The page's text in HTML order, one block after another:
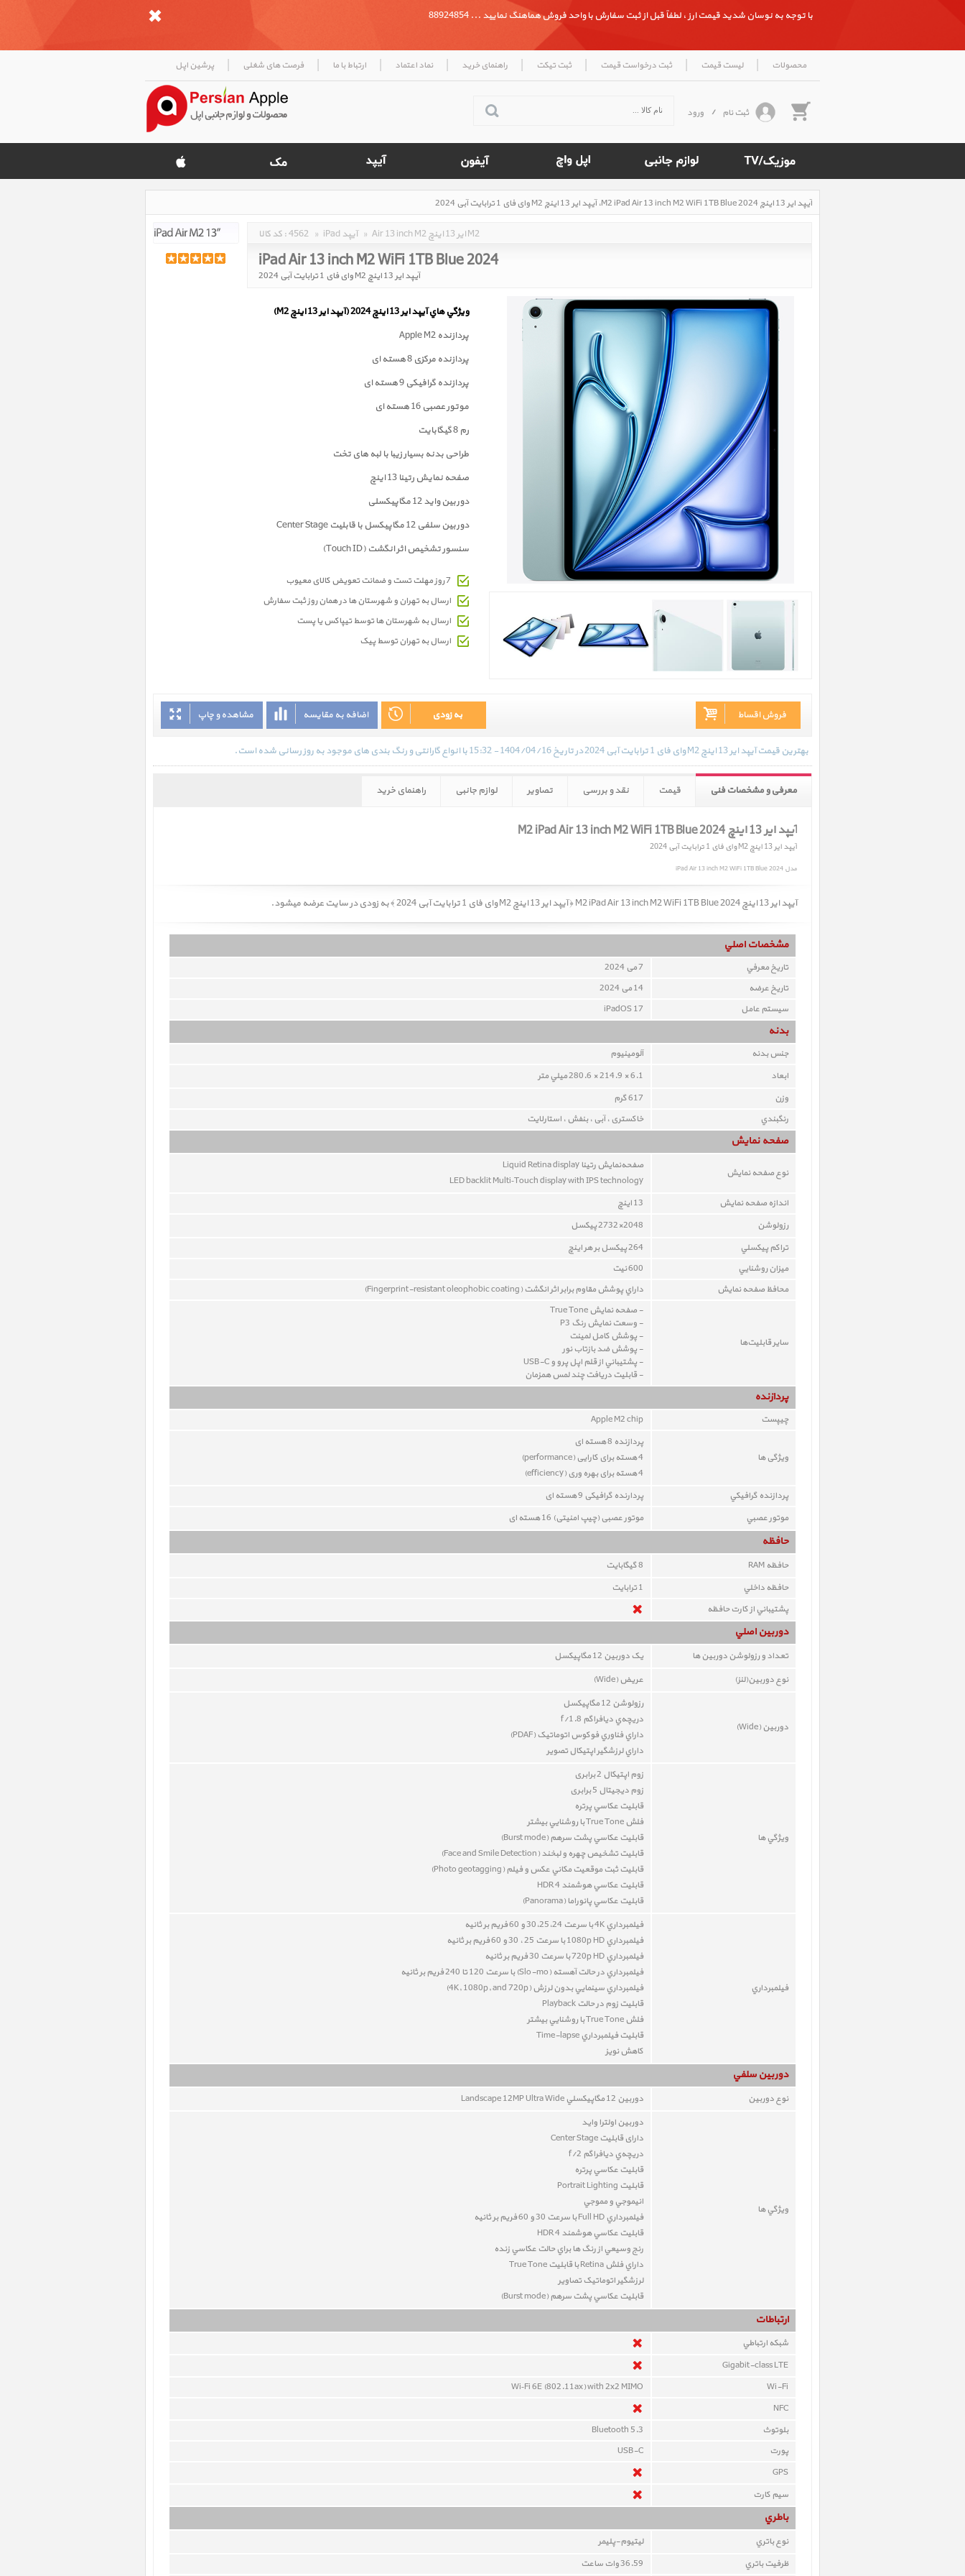
با توجه به نوسان شدید قیمت ارز ، لطفاً قبل از ثبت سفارش با واحد فروش هماهنگ نمایید ... 88924854
محصولات | لیست قیمت | ثبت درخواست قیمت | ثبت تیکت | راهنمای خرید | نماد اعتماد | ارتباط با ما | فرصت های شغلی | پرشین اپل
ثبت نام / ورود
آیپد ایر 13 اینچ M2 iPad Air 13 inch M2 WiFi 1TB Blue 2024، آیپد ایر 13 اینچ M2 وای فای 1 ترابایت آبی 2024
Rated
کد کالا :4562 » iPad آیپد » Air 13 inch M2 ایر 13 اینچ M2
iPad Air 13 inch M2 WiFi 1TB Blue 2024
آیپد ایر 13 اینچ M2 وای فای 1 ترابایت آبی 2024
ويژگي هاي آيپد ایر 13 اینچ 2024 (آیپد ایر 13 اینچ M2)
پردازنده Apple M2
پردازنده مرکزی 8 هسته ای
پردازنده گرافیکی 9 هسته ای
موتور عصبی 16 هسته ای
رم 8 گیگابایت
طراحی بدنه بسیار زیبا با لبه های تخت
صفحه نمايش رتینا 13 اینچ
دوربين واید 12 مگاپیکسلی
دوربین سلفی 12 مگاپیکسل با قابلیت Center Stage
سنسور تشخیص اثر انگشت (Touch ID)
7 روز مهلت تست و ضمانت تعویض کالای معیوب
ارسال به تهران و شهرستان ها در همان روز ثبت سفارش
ارسال به شهرستان ها توسط تیپاکس یا پست
ارسال به تهران توسط پیک
مشاهده و چاپ اضافه به مقایسه به زودی فروش اقساط
بهترین قیمت آیپد ایر 13 اینچ M2 وای فای 1 ترابایت آبی 2024 در تاریخ 1404/04/16 - 15:32 با انواع گارانتی و رنگ بندی های موجود به روز رسانی شده است.
معرفی و مشخصات فنی قیمت نقد و بررسی تصاویر لوازم جانبی راهنمای خرید
آیپد ایر 13 اینچ M2 iPad Air 13 inch M2 WiFi 1TB Blue 2024
آیپد ایر 13 اینچ M2 وای فای 1 ترابایت آبی 2024
مدل iPad Air 13 inch M2 WiFi 1TB Blue 2024
آیپد ایر 13 اینچ M2 iPad Air 13 inch M2 WiFi 1TB Blue 2024 ﴿ آیپد ایر 13 اینچ M2 وای فای 1 ترابایت آبی 2024 ﴾ به زودی در سایت عرضه میشود.
مشخصات اصلي
تاريخ معرفي
7 می 2024
تاريخ عرضه
14 می 2024
سيستم عامل
iPadOS 17
بدنه
جنس بدنه
آلومينيوم
ابعاد
6.1 × 214.9 × 280.6 ميلي متر
وزن
617 گرم
رنگبندي
خاکستری ، آبی ، بنفش ، استارلایت
صفحه نمايش
نوع صفحه نمايش
صفحه‌نمايش رتينا Liquid Retina display
LED backlit Multi‑Touch display with IPS technology
اندازه صفحه نمايش
13 اينچ
رزولوشن
2048×2732 پيکسل
تراکم پيکسلي
264 پيکسل بر هر اينچ
ميزان روشنايي
600 نیت
محافظ صفحه نمايش
داراي پوشش مقاوم برابر اثر انگشت (Fingerprint-resistant oleophobic coating)
ساير قابليت‌ها
- صفحه نمايش True Tone
- وسعت نمايش رنگ P3
- پوشش کامل لمينت
- پوشش ضد بازتاب نور
- پشتيباني از قلم اپل پرو و USB-C
- قابليت دريافت چند لمس همزمان
پردازنده
چيپست Apple M2 chip
ویژگی ها
پردازنده 8 هسته ای
4 هسته برای کارایی (performance)
4 هسته برای بهره وری (
efficiency
)
پردازنده گرافيکي
پردارنده گرافیکی 9 هسته ای
موتور عصبي
موتور عصبی (چیپ امنیتی) 16 هسته ای
حافظه
حافظه RAM 8گيگابايت
حافظه داخلي
1 ترابایت
پشتيباني از کارت حافظه
دوربين اصلي
تعداد و رزولوشن دوربين ها یک دوربين 12
مگاپيکسل
نوع دوربين(لنز)
عريض (Wide)
دوربين (Wide)
رزولوشن 12 مگاپيکسل
دريچه‌ي ديافراگم f/1.8
داراي فناوري فوکوس اتوماتيک (PDAF)
دارايلرزشگير اپتيکال تصوير
ويژگي ها
زوم اپتیکال 2 برابری
زوم دیجیتال 5 برابری
قابليت عکاسي پرتره
فلش True Tone با روشنايي بيشتر
قابليت عکاسي پشت سرهم (Burst mode)
قابليت تشخيص چهره و لبخند(
Face and Smile Detection
)
قابليت ثبت موقعيت مکاني عکس و فيلم (Photo geotagging)
قابليت عکاسي هوشمند HDR 4
قابليت عکاسي پانوراما (Panorama)
فيلمبرداري
فيلمبرداري 4K با سرعت 30،25،24 و 60 فريم بر ثانيه
فيلمبرداري 1080p HD با سرعت 25 ، 30 و 60 فريم بر ثانيه
فيلمبرداري 720p HD با سرعت 30 فريم بر ثانيه
فيلمبرداري در حالت آهسته (Slo-mo) با سرعت 120 تا 240 فريم بر ثانيه
فيلمبرداري سينمايي بدون لرزش (4K, 1080p, and 720p)
قابليت زوم در حالت Playback
فلش True Tone با روشنايي بيشتر
قابليت فيلمبرداري Time-lapse
کاهش نويز
دوربين سلفي
نوع دوربين دوربين 12 مگاپيکسلي Landscape 12MP Ultra Wide
ويژگي ها
دوربین اولترا واید
دارای قابلیت Center Stage
دريچه‌ي ديافراگم f/2
قابليت عکاسي پرتره
قابليت Portrait Lighting
انيموجي و مموجي
فيلمبرداري Full HD با سرعت 30 و 60 فريم بر ثانيه
قابليت عکاسي هوشمند HDR 4
رنج وسيعي از رنگ ها براي حالت عکاسي زنده
داراي فلش Retina با قابلیت True Tone
لرزشگير اتوماتيک تصاوير
قابليت عکاسي پشت سرهم (Burst mode)
ارتباطات
شبکه ارتباطي
Gigabit-class LTE
Wi-Fi
Wi‑Fi 6E (802.11ax) with 2x2 MIMO
NFC
بلوتوث
Bluetooth 5.3
پورت
USB-C
GPS
سيم کارت
باطري
نوع باتري
ليتيوم-پلیمر
ظرفيت باتري
36.59 وات ساعت